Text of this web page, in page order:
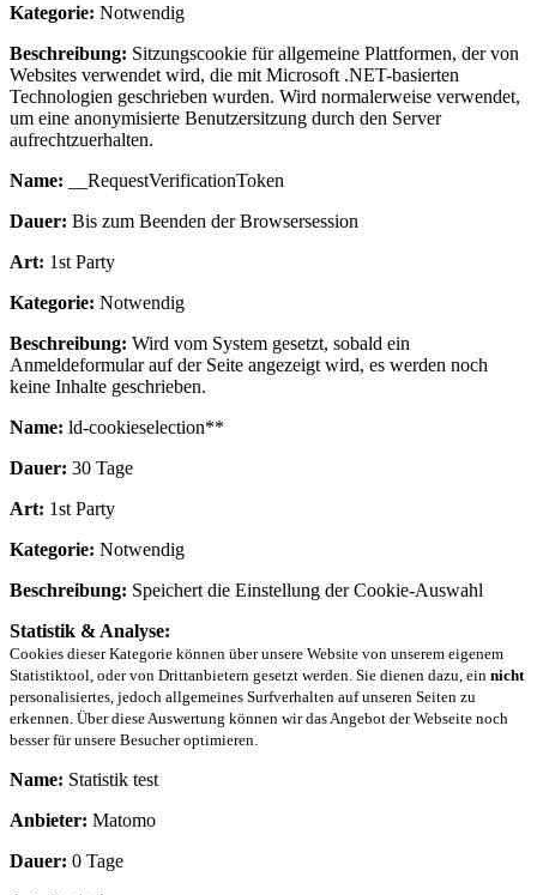
Kategorie: Notwendig
Beschreibung: Sitzungscookie für allgemeine Plattformen, der von
Websites verwendet wird, die mit Microsoft .NET-basierten
Technologien geschrieben wurden. Wird normalerweise verwendet,
um eine anonymisierte Benutzersitzung durch den Server
aufrechtzuerhalten.
Name: __RequestVerificationToken
Dauer: Bis zum Beenden der Browsersession
Art: 1st Party
Kategorie: Notwendig
Beschreibung: Wird vom System gesetzt, sobald ein
Anmeldeformular auf der Seite angezeigt wird, es werden noch
keine Inhalte geschrieben.
Name: ld-cookieselection**
Dauer: 30 Tage
Art: 1st Party
Kategorie: Notwendig
Beschreibung: Speichert die Einstellung der Cookie-Auswahl
Statistik & Analyse:
Cookies dieser Kategorie können über unsere Website von unserem eigenem
Statistiktool, oder von Drittanbietern gesetzt werden. Sie dienen dazu, ein nicht
personalisiertes, jedoch allgemeines Surfverhalten auf unseren Seiten zu
erkennen. Über diese Auswertung können wir das Angebot der Webseite noch
besser für unsere Besucher optimieren.
Name: Statistik test
Anbieter: Matomo
Dauer: 0 Tage